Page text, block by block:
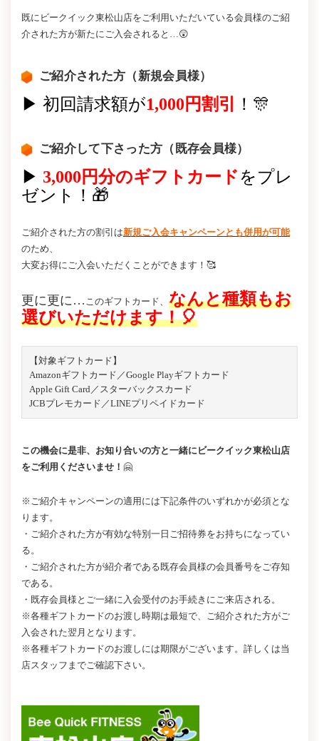
既にビークイック東松山店をご利用いただいている会員様のご紹
介された方が新たにご入会されると…😲
ご紹介された方（新規会員様）
▶ 初回請求額が1,000円割引 ！🎊
ご紹介して下さった方（既存会員様）
▶ 3,000円分のギフトカードをプレ
ゼント！🎁
ご紹介された方の割引は新規ご入会キャンペーンとも併用が可能
のため、
大変お得にご入会いただくことができます！🥰
更に更に… このギフトカード、 なんと種類もお
選びいただけます！🎈
【対象ギフトカード】
Amazonギフトカード／Google Playギフトカード
Apple Gift Card／スターバックスカード
JCBプレモカード／LINEプリペイドカード
この機会に是非、お知り合いの方と一緒にビークイック東松山店
をご利用くださいませ！ 🤗
※ご紹介キャンペーンの適用には下記条件のいずれかが必須とな
ります。
・ご紹介された方が有効な特別一日ご招待券をお持ちになってい
る。
・ご紹介された方が紹介者である既存会員様の会員番号をご存知
である。
・既存会員様とご一緒に入会受付のお手続きにご来店される。
※各種ギフトカードのお渡し時期は最短で、ご紹介された方がご
入会された翌月となります。
※各種ギフトカードのお渡しには期限がございます。詳しくは当
店スタッフまでご確認下さい。